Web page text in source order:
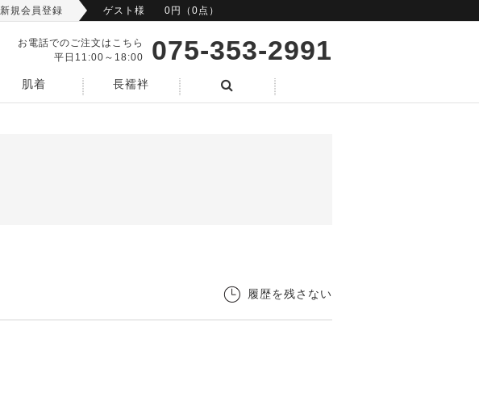
新規会員登録 ゲスト様 0円（0点）
お電話でのご注文はこちら
平日11:00～18:00
075-353-2991
肌着
長襦袢
検索
履歴を残さない